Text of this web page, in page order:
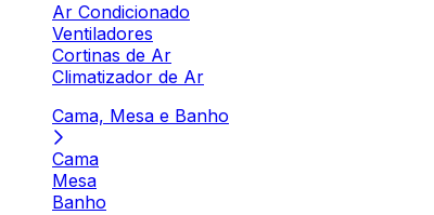
Ar Condicionado
Ventiladores
Cortinas de Ar
Climatizador de Ar
Cama, Mesa e Banho
Cama
Mesa
Banho